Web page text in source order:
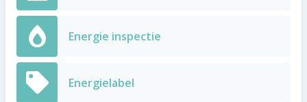
Energie inspectie
Energielabel